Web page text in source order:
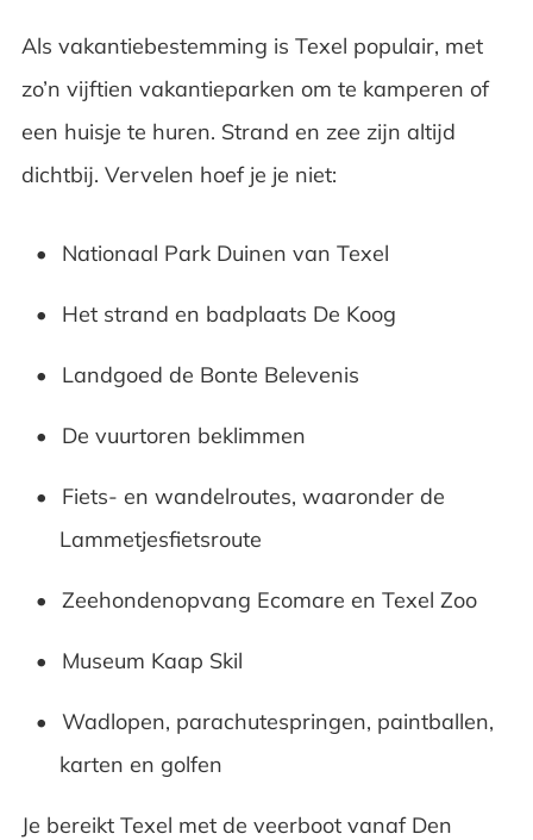
Als vakantiebestemming is Texel populair, met
zo’n vijftien vakantieparken om te kamperen of
een huisje te huren. Strand en zee zijn altijd
dichtbij. Vervelen hoef je je niet:
Nationaal Park Duinen van Texel
Het strand en badplaats De Koog
Landgoed de Bonte Belevenis
De vuurtoren beklimmen
Fiets- en wandelroutes, waaronder de
Lammetjesfietsroute
Zeehondenopvang Ecomare en Texel Zoo
Museum Kaap Skil
Wadlopen, parachutespringen, paintballen,
karten en golfen
Je bereikt Texel met de veerboot vanaf Den